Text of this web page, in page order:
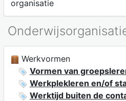
organisatie
Werkvormen
Vormen van
Werkplekleren en/of
Werktijd buiten de